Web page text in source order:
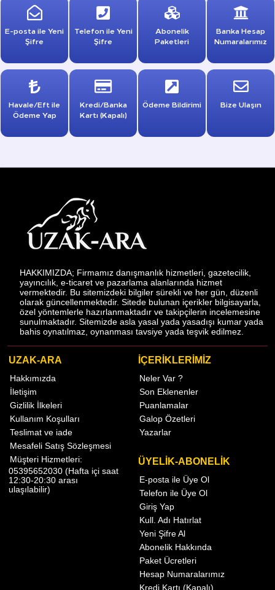
E-posta ile Yeni
Şifre
Telefon ile Yeni
Şifre
Abonelik
Paketleri
Banka Hesap
Numaralarımız
Havale/Eft ile
Ödeme Yap
Kredi/Banka
Kartı (Kapalı)
Ödeme Bildirimi Bize Ulaşın
HAKKIMIZDA; Firmamız danışmanlık hizmetleri, gazetecilik,
yayıncılık, e-ticaret ve pazarlama alanlarında hizmet
vermektedir. Bu sitemizdeki bilgiler sürekli ve her gün, düzenli
olarak güncellenmektedir. Sitede bulunan içerikler bilgisayarla,
özel yöntemlerle hazırlanmaktadır ve takipçilerin incelemesine
sunulmaktadır. Sitemizde asla yasal yada yasadışı kumar yada
bahis oynatılmaz, oynanması tavsiye yada teşvik edilmez.
UZAK-ARA
Hakkımızda
İletişim
Gizlilik İlkeleri
Kullanım Koşulları
Teslimat ve iade
Mesafeli Satış Sözleşmesi
Müşteri Hizmetleri:
05395652030 (Hafta içi saat
12:30-20:30 arası
ulaşılabilir)
İÇERİKLERİMİZ
Neler Var ?
Son Eklenenler
Puanlamalar
Galop Özetleri
Yazarlar
ÜYELİK-ABONELİK
E-posta ile Üye Ol
Telefon ile Üye Ol
Giriş Yap
Kull. Adı Hatırlat
Yeni Şifre Al
Abonelik Hakkında
Paket Ücretleri
Hesap Numaralarımız
Kredi Kartı (Kapalı)